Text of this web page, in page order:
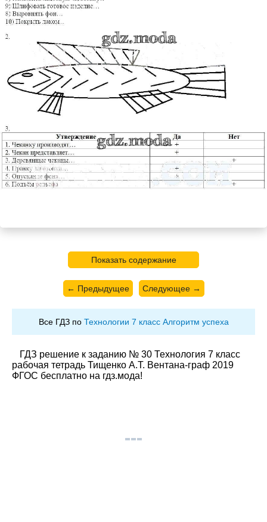
Показать содержание
← Предыдущее Следующее →
Все ГДЗ по Технологии 7 класс Алгоритм успеха
ГДЗ решение к заданию № 30 Технология 7 класс
рабочая тетрадь Тищенко А.Т. Вентана-граф 2019
ФГОС бесплатно на гдз.мода!